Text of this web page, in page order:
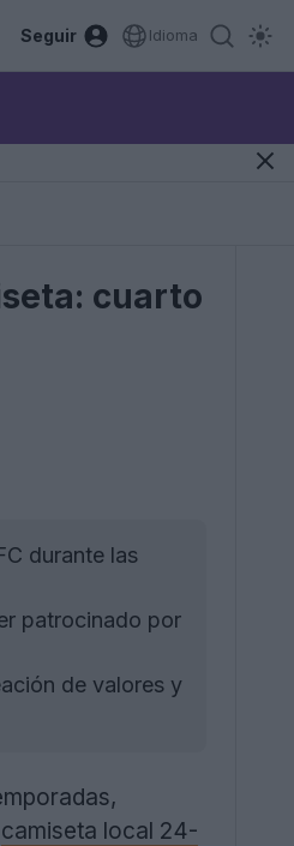
Seguir Idioma
cuarto
durante las
patrocinado por
de valores y
camiseta local 24-